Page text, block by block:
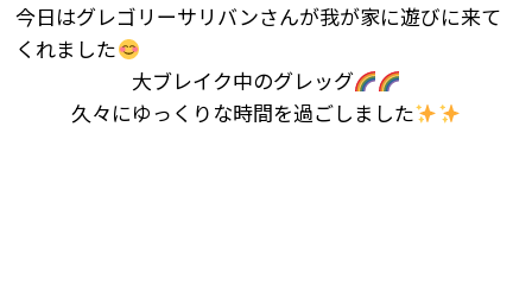
今日はグレゴリーサリバンさんが我が家に遊びに来て
くれました
大ブレイク中のグレッグ
久々にゆっくりな時間を過ごしました